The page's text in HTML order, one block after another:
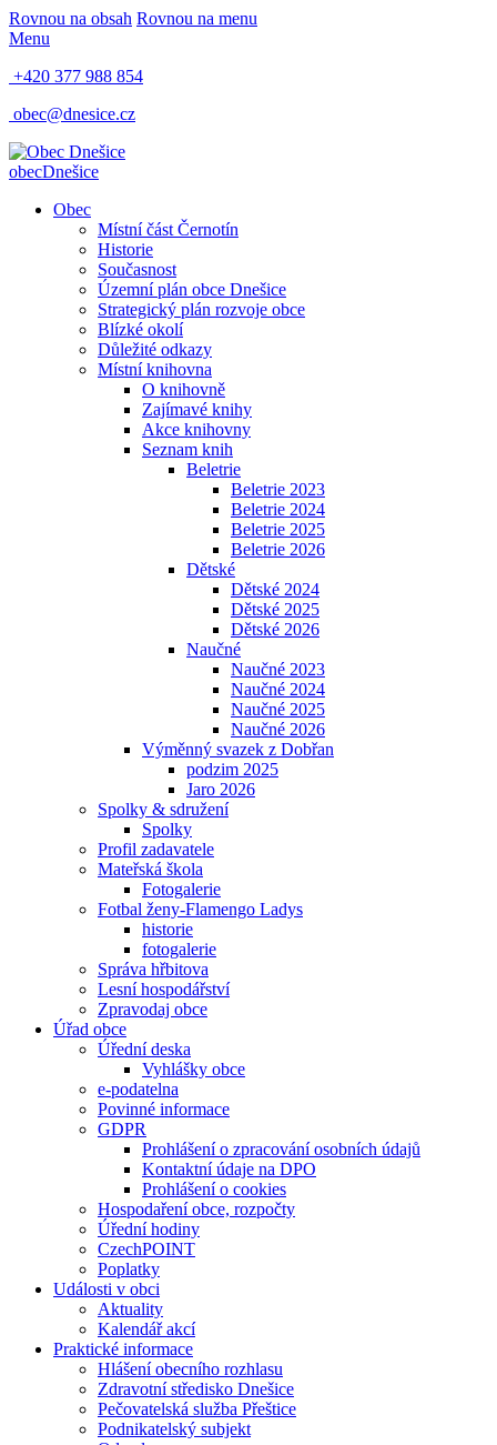
Rovnou na obsah Rovnou na menu
Menu
+420 377 988 854
obec@dnesice.cz
obecDnešice
Obec
Místní část Černotín
Historie
Současnost
Územní plán obce Dnešice
Strategický plán rozvoje obce
Blízké okolí
Důležité odkazy
Místní knihovna
O knihovně
Zajímavé knihy
Akce knihovny
Seznam knih
Beletrie
Beletrie 2023
Beletrie 2024
Beletrie 2025
Beletrie 2026
Dětské
Dětské 2024
Dětské 2025
Dětské 2026
Naučné
Naučné 2023
Naučné 2024
Naučné 2025
Naučné 2026
Výměnný svazek z Dobřan
podzim 2025
Jaro 2026
Spolky & sdružení
Spolky
Profil zadavatele
Mateřská škola
Fotogalerie
Fotbal ženy-Flamengo Ladys
historie
fotogalerie
Správa hřbitova
Lesní hospodářství
Zpravodaj obce
Úřad obce
Úřední deska
Vyhlášky obce
e-podatelna
Povinné informace
GDPR
Prohlášení o zpracování osobních údajů
Kontaktní údaje na DPO
Prohlášení o cookies
Hospodaření obce, rozpočty
Úřední hodiny
CzechPOINT
Poplatky
Události v obci
Aktuality
Kalendář akcí
Praktické informace
Hlášení obecního rozhlasu
Zdravotní středisko Dnešice
Pečovatelská služba Přeštice
Podnikatelský subjekt